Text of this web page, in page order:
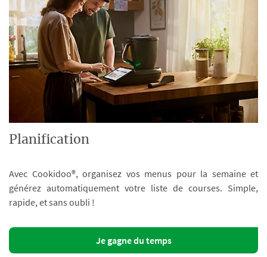
Planification
Avec Cookidoo®, organisez vos menus pour la semaine et
générez automatiquement votre liste de courses. Simple,
rapide, et sans oubli !
Je gagne du temps